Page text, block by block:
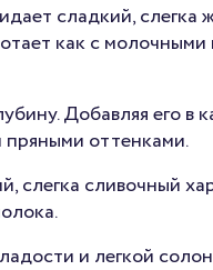
сладкий,
как с молочными
Добавляя его в
пряными оттенками.
слегка сливочный
и легкой